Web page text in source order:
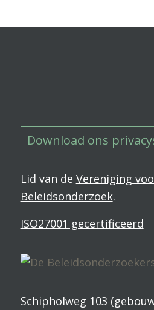
Download ons
Lid van de Vereniging
Beleidsonderzoek.
ISO27001 gecertificeerd
Schipholweg 103